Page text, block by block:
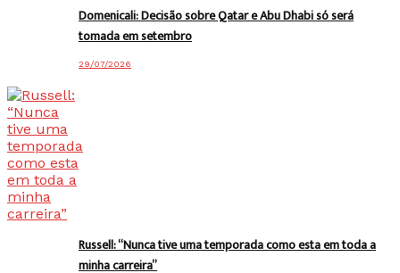
Domenicali: Decisão sobre Qatar e Abu Dhabi só será
tomada em setembro
29/07/2026
Russell: “Nunca tive uma temporada como esta em toda a
minha carreira”